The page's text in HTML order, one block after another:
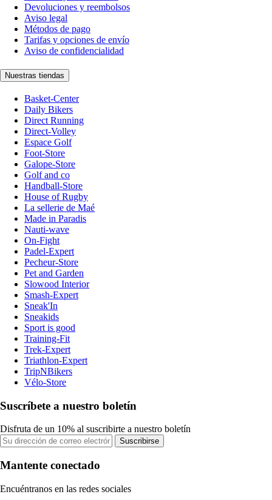
Devoluciones y reembolsos
Aviso legal
Métodos de pago
Tarifas y opciones de envío
Aviso de confidencialidad
Nuestras tiendas
Basket-Center
Daily Bikers
Direct Running
Direct-Volley
Espace Golf
Foot-Store
Galope-Store
Golf and co
Handball-Store
House of Rugby
La sellerie de Maé
Made in Paradis
Nauti-wave
On-Fight
Padel-Expert
Pecheur-Store
Pet and Garden
Slowood Interior
Smash-Expert
Sneak'In
Sneakids
Sport is good
Training-Fit
Trek-Expert
Triathlon-Expert
TripNBikers
Vélo-Store
Suscríbete a nuestro boletín
Disfruta de un 10% al suscribirte a nuestro boletín
Suscribirse
Mantente conectado
Encuéntranos en las redes sociales